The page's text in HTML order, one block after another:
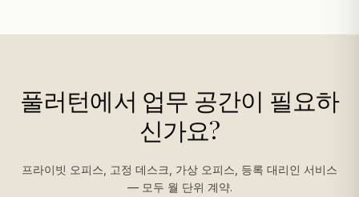
풀러턴에서 업무 공간이 필요하
신가요?
프라이빗 오피스, 고정 데스크, 가상 오피스, 등록 대리인 서비스
— 모두 월 단위 계약.